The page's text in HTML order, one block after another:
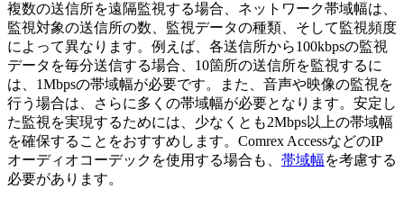
複数の送信所を遠隔監視する場合、ネットワーク帯域幅は、
監視対象の送信所の数、監視データの種類、そして監視頻度
によって異なります。例えば、各送信所から100kbpsの監視
データを毎分送信する場合、10箇所の送信所を監視するに
は、1Mbpsの帯域幅が必要です。また、音声や映像の監視を
行う場合は、さらに多くの帯域幅が必要となります。安定し
た監視を実現するためには、少なくとも2Mbps以上の帯域幅
を確保することをおすすめします。Comrex AccessなどのIP
オーディオコーデックを使用する場合も、 帯域幅を考慮する
必要があります。